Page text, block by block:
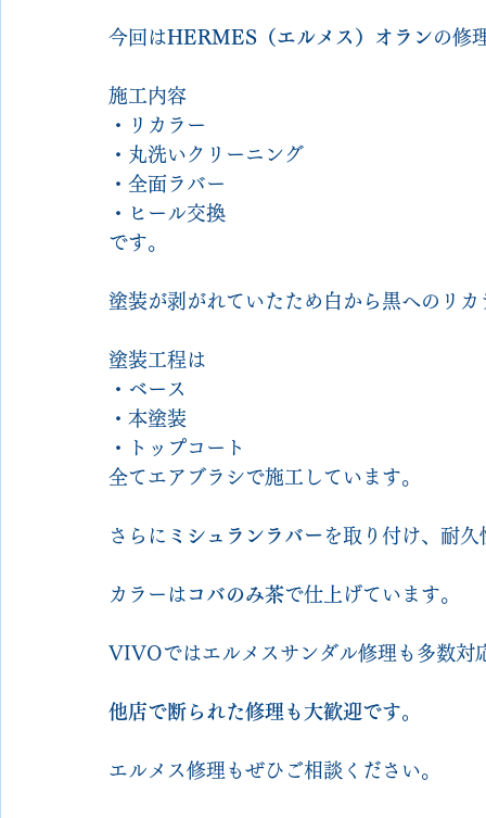
今回は HERMES（エルメス）オランの修
施工内容
・リカラー
・丸洗いクリーニング
・全面ラバー
・ヒール交換
です。
塗装が剥がれていたため白から黒へのリ
塗装工程は
・ベース
・本塗装
・トップコート
全てエアブラシで施工しています。
さらに ミシュランラバー を取り付け、耐
カラーは コバのみ茶で仕上げています。
VIVOではエルメスサンダル修理も多数対
他店で断られた修理も大歓迎です。
エルメス修理もぜひご相談ください。